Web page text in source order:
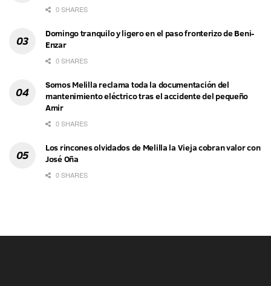
0 SHARES
Domingo tranquilo y ligero en el paso fronterizo de Beni-
Enzar
0 SHARES
Somos Melilla reclama toda la documentación del
mantenimiento eléctrico tras el accidente del pequeño
Amir
0 SHARES
Los rincones olvidados de Melilla la Vieja cobran valor con
José Oña
0 SHARES